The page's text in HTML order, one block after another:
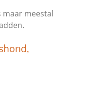
maar meestal